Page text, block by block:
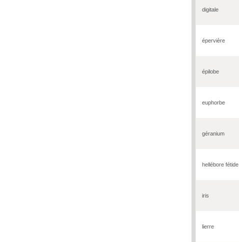
digitale
épervière
épilobe
euphorbe
géranium
hellébore fétide
iris
lierre